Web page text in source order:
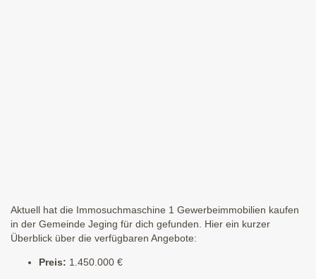
Aktuell hat die Immosuchmaschine 1 Gewerbeimmobilien kaufen
in der Gemeinde Jeging für dich gefunden. Hier ein kurzer
Überblick über die verfügbaren Angebote:
Preis: 1.450.000 €